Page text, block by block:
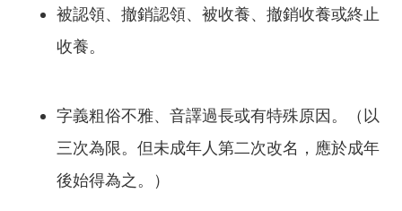
被認領、撤銷認領、被收養、撤銷收養或終止
收養。
字義粗俗不雅、音譯過長或有特殊原因。（以
三次為限。但未成年人第二次改名，應於成年
後始得為之。）